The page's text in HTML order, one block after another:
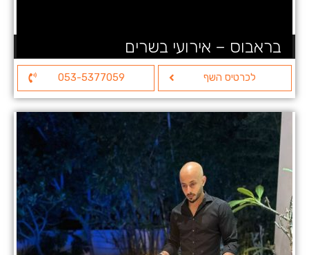
בראבוס – אירועי בשרים
לכרטיס השף 053-5377059